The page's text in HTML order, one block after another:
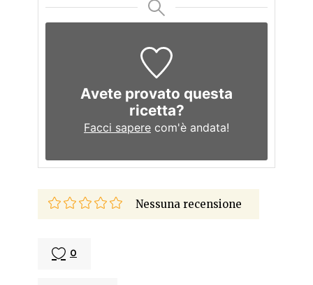
Avete provato questa
ricetta?
Facci sapere com'è andata!
Nessuna recensione
0